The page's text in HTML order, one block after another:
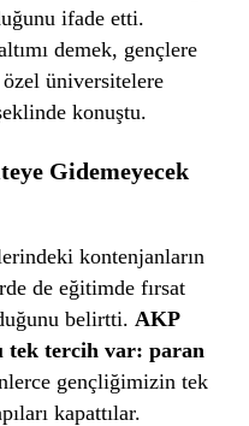
ifade etti.
demek, gençlere
özel üniversitelere
konuştu.
Gidemeyecek
kontenjanların
de eğitimde fırsat
belirtti. AKP
tek tercih var: paran
gençliğimizin tek
kapattılar.